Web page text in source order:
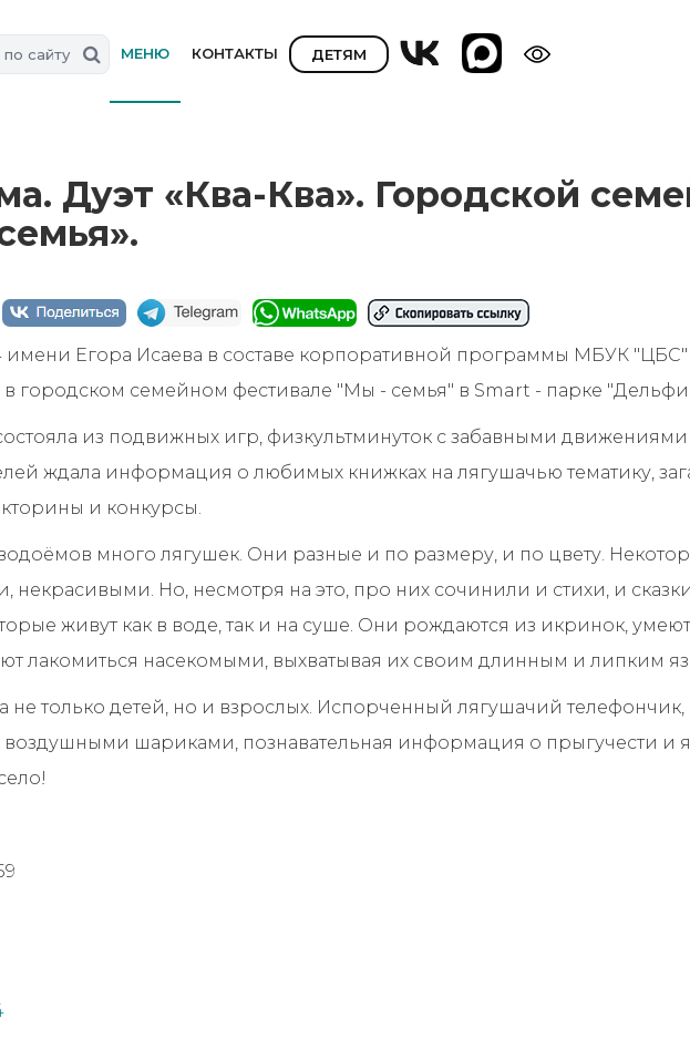
МЕНЮ КОНТАКТЫ ДЕТЯМ
Дуэт «Ква-Ква». Городской
Егора Исаева в составе корпоративной программы МБУК "ЦБС"
в городском семейном фестивале "Мы - семья" в Smart - парке
из подвижных игр, физкультминуток с забавными движениями
ждала информация о любимых книжках на лягушачью тематику,
и конкурсы.
много лягушек. Они разные и по размеру, и по цвету.
некрасивыми. Но, несмотря на это, про них сочинили и стихи, и
живут как в воде, так и на суше. Они рождаются из икринок,
лакомиться насекомыми, выхватывая их своим длинным и липким
не только детей, но и взрослых. Испорченный лягушачий
воздушными шариками, познавательная информация о прыгучести и